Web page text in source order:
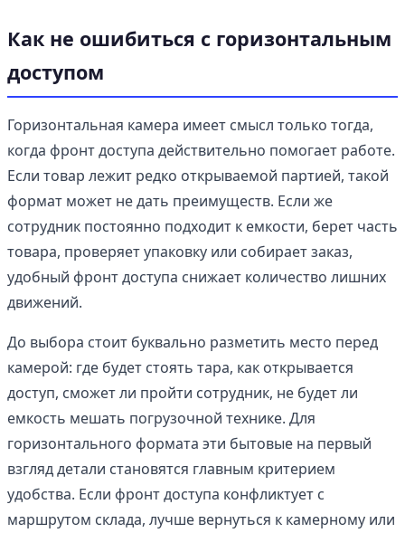
Как не ошибиться с горизонтальным
доступом
Горизонтальная камера имеет смысл только тогда,
когда фронт доступа действительно помогает работе.
Если товар лежит редко открываемой партией, такой
формат может не дать преимуществ. Если же
сотрудник постоянно подходит к емкости, берет часть
товара, проверяет упаковку или собирает заказ,
удобный фронт доступа снижает количество лишних
движений.
До выбора стоит буквально разметить место перед
камерой: где будет стоять тара, как открывается
доступ, сможет ли пройти сотрудник, не будет ли
емкость мешать погрузочной технике. Для
горизонтального формата эти бытовые на первый
взгляд детали становятся главным критерием
удобства. Если фронт доступа конфликтует с
маршрутом склада, лучше вернуться к камерному или